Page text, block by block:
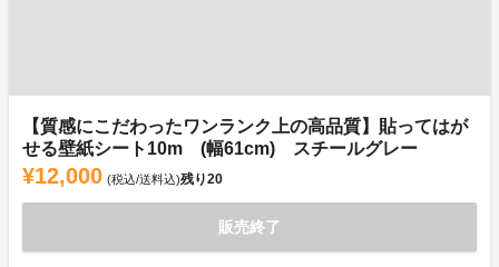
【質感にこだわったワンランク上の高品質】貼ってはが
せる壁紙シート10m (幅61cm) スチールグレー
¥12,000 (税込/送料込)残り20
販売終了